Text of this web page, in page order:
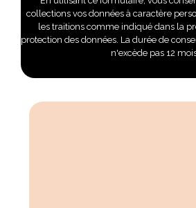
collections vos données à caractère
les traitions comme indiqué dans la
protection des données. La durée de
n'excède pas 12